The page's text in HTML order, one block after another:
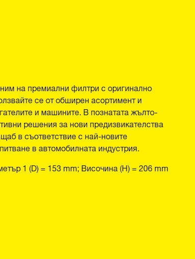
на премиални филтри с оригинално
се от обширен асортимент и
и машините. В познатата жълто-
решения за нови предизвикателства
в съответствие с най-новите
в автомобилната индустрия.
1 (D) = 153 mm; Височина (H) = 206 mm